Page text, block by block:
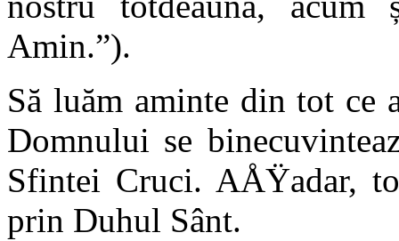
Amin.”).
Să luăm aminte din tot ce
Domnului se
Sfintei Cruci. AÅŸadar,
prin Duhul Sânt.